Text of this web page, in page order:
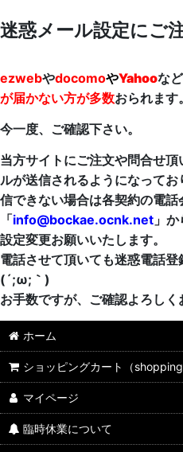
迷惑メール設定にご
ezwebやdocomoやYahooなど
が届かない方が多数おられます。
今一度、ご確認下さい。
当方サイトにご注文や問合せ
ルが送信されるようになって
信できない場合は各契約の電話
「info@bockae.ocnk.net 」
設定変更お願いいたします。
電話させて頂いても迷惑電話
(´;ω;｀)
お手数ですが、ご確認よろしく
ホーム
ショッピングカート（shopping
マイページ
臨時休業について